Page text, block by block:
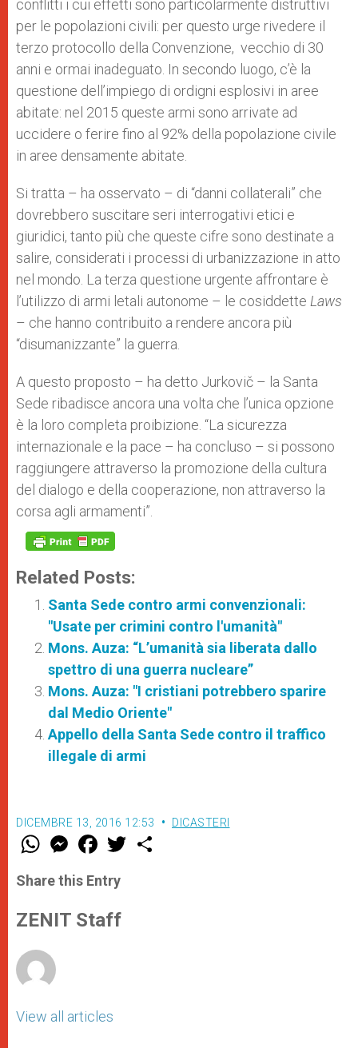
conflitti i cui effetti sono particolarmente distruttivi
per le popolazioni civili: per questo urge rivedere il
terzo protocollo della Convenzione, vecchio di 30
anni e ormai inadeguato. In secondo luogo, c’è la
questione dell’impiego di ordigni esplosivi in aree
abitate: nel 2015 queste armi sono arrivate ad
uccidere o ferire fino al 92% della popolazione civile
in aree densamente abitate.
Si tratta – ha osservato – di “danni collaterali” che
dovrebbero suscitare seri interrogativi etici e
giuridici, tanto più che queste cifre sono destinate a
salire, considerati i processi di urbanizzazione in atto
nel mondo. La terza questione urgente affrontare è
l’utilizzo di armi letali autonome – le cosiddette Laws
– che hanno contribuito a rendere ancora più
“disumanizzante” la guerra.
A questo proposto – ha detto Jurkovič – la Santa
Sede ribadisce ancora una volta che l’unica opzione
è la loro completa proibizione. “La sicurezza
internazionale e la pace – ha concluso – si possono
raggiungere attraverso la promozione della cultura
del dialogo e della cooperazione, non attraverso la
corsa agli armamenti”.
Related Posts:
Santa Sede contro armi convenzionali:
"Usate per crimini contro l'umanità"
Mons. Auza: “L’umanità sia liberata dallo
spettro di una guerra nucleare”
Mons. Auza: "I cristiani potrebbero sparire
dal Medio Oriente"
Appello della Santa Sede contro il traffico
illegale di armi
DICEMBRE 13, 2016 12:53 DICASTERI
W
t
s
p
p
M
e
s
e
g
e
F
a
e
b
o
k
w
Share this Entry
ZENIT Staff
View all articles